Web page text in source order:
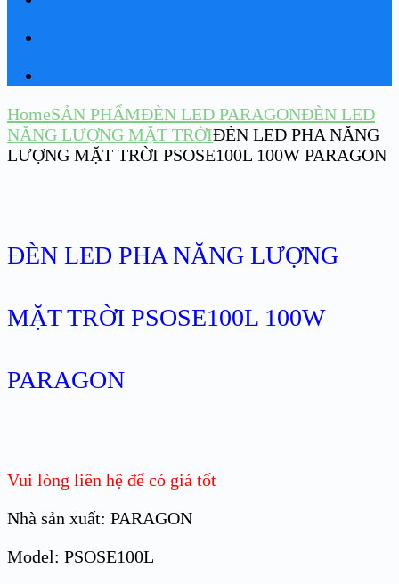
HomeSẢN PHẨMĐÈN LED PARAGONĐÈN LED
NĂNG LƯỢNG MẶT TRỜIĐÈN LED PHA NĂNG
LƯỢNG MẶT TRỜI PSOSE100L 100W PARAGON
ĐÈN LED PHA NĂNG LƯỢNG
MẶT TRỜI PSOSE100L 100W
PARAGON
Vui lòng liên hệ để có giá tốt
Nhà sản xuất: PARAGON
Model: PSOSE100L